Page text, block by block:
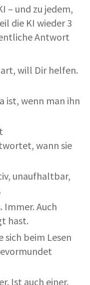
– und zu jedem,
die KI wieder 3
Antwort
will Dir helfen.
ist, wenn man ihn
wann sie
unaufhaltbar,
Immer. Auch
hast.
sich beim Lesen
Ist auch einer.